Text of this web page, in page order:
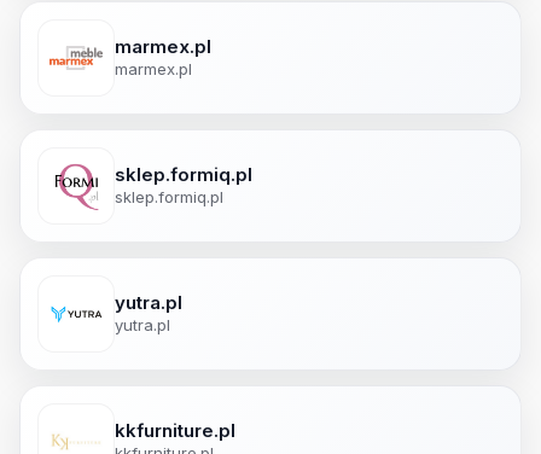
marmex.pl
marmex.pl
sklep.formiq.pl
sklep.formiq.pl
yutra.pl
yutra.pl
kkfurniture.pl